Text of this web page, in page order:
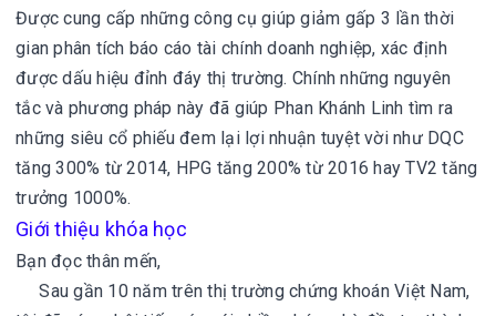
Được cung cấp những công cụ giúp giảm gấp 3 lần thời
gian phân tích báo cáo tài chính doanh nghiệp, xác định
được dấu hiệu đỉnh đáy thị trường. Chính những nguyên
tắc và phương pháp này đã giúp Phan Khánh Linh tìm ra
những siêu cổ phiếu đem lại lợi nhuận tuyệt vời như DQC
tăng 300% từ 2014, HPG tăng 200% từ 2016 hay TV2 tăng
trưởng 1000%.
Giới thiệu khóa học
Bạn đọc thân mến,
Sau gần 10 năm trên thị trường chứng khoán Việt Nam,